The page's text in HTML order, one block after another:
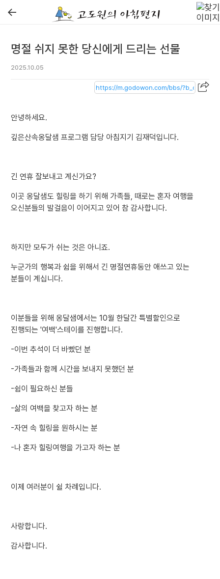
←
명절 쉬지 못한 당신에게 드리는 선물
2025.10.05
안녕하세요.
깊은산속옹달샘 프로그램 담당 아침지기 김재덕입니다.
긴 연휴 잘보내고 계신가요?
이곳 옹달샘도 힐링을 하기 위해 가족들, 때로는 혼자 여행을
오신분들의 발걸음이 이어지고 있어 참 감사합니다.
하지만 모두가 쉬는 것은 아니죠.
누군가의 행복과 쉼을 위해서 긴 명절연휴동안 애쓰고 있는
분들이 계십니다.
이분들을 위해 옹달샘에서는 10월 한달간 특별할인으로
진행되는 '여백'스테이를 진행합니다.
-이번 추석이 더 바빴던 분
-가족들과 함께 시간을 보내지 못했던 분
-쉼이 필요하신 분들
-삶의 여백을 찾고자 하는 분
-자연 속 힐링을 원하시는 분
-나 혼자 힐링여행을 가고자 하는 분
이제 여러분이 쉴 차례입니다.
사랑합니다.
감사합니다.